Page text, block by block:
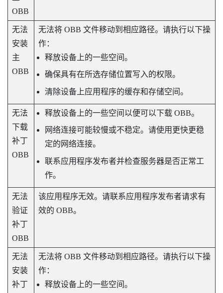
OBB
无法
安装
主
OBB
无法将 OBB 文件移动到相应路径。请执行以下操
作：
释放设备上的一些空间。
确保具有在所选存储位置写入的权限。
清除设备上应用程序的缓存和存储空间。
无法
下载
补丁
OBB
释放设备上的一些空间以便可以下载 OBB。
网络连接可能较慢或不稳定。请使用更快更稳
定的网络连接。
联系应用程序发布者并检查服务器是否正常工
作。
无法
验证
补丁
OBB
该应用程序无效。请联系应用程序发布者请求有
效的 OBB。
无法
安装
补丁
无法将 OBB 文件移动到相应路径。请执行以下操
作：
释放设备上的一些空间。